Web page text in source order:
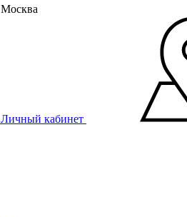
Москва
Личный кабинет